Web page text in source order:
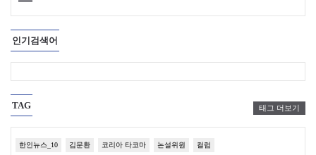
인기검색어
TAG 태그 더보기
한인뉴스_10 김문환 코리아 타코마 논설위원 컬럼